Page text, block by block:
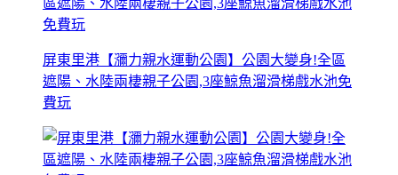
屏東里港【瀰力親水運動公園】公園大變身!全區
遮陽、水陸兩棲親子公園,3座鯨魚溜滑梯戲水池免
費玩